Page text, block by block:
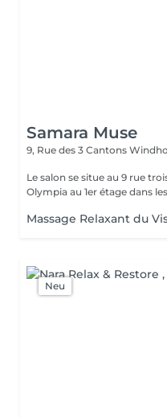
Samara Muse
9, Rue des 3 Cantons
Le salon se situe au 9 rue
Olympia au 1er étage dans
Massage Relaxant du
Neu